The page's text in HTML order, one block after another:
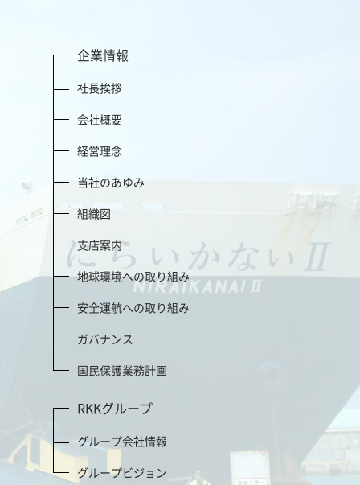
企業情報
社長挨拶
会社概要
経営理念
当社のあゆみ
組織図
支店案内
地球環境への取り組み
安全運航への取り組み
ガバナンス
国民保護業務計画
RKKグループ
グループ会社情報
グループビジョン